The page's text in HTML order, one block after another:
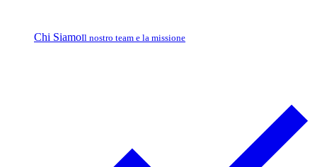
Chi SiamoIl nostro team e la missione